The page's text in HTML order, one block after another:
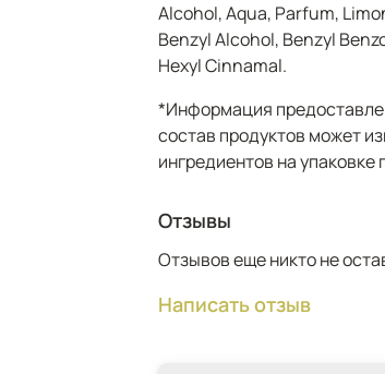
Alcohol, Aqua, Parfum,
Benzyl Alcohol, Benzyl
Hexyl Cinnamal.
*Информация
состав продуктов может
ингредиентов на упаковке
Отзывы
Отзывов еще никто не
Написать отзыв